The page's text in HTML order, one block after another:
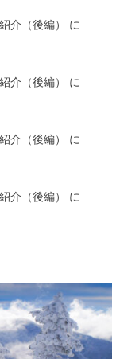
介（後編）
に
介（後編）
に
介（後編）
に
介（後編）
に